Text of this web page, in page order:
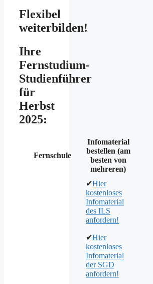
Flexibel
weiterbilden!
Ihre
Fernstudium-
Studienführer
für
Herbst
2025:
Fernschule
Infomaterial
bestellen (am
besten von
mehreren)
✔Hier
kostenloses
Infomaterial
des ILS
anfordern!
✔Hier
kostenloses
Infomaterial
der SGD
anfordern!